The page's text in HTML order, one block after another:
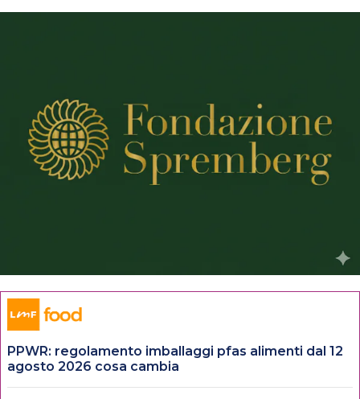
PPWR: regolamento imballaggi pfas alimenti dal 12
agosto 2026 cosa cambia